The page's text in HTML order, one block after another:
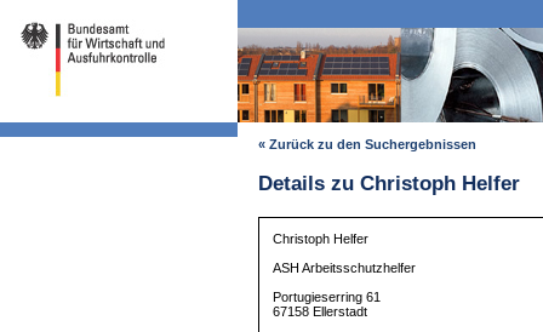
« Zurück zu den Suchergebnissen
Details zu Christoph Helfer
Christoph Helfer
ASH Arbeitsschutzhelfer
Portugieserring 61
67158 Ellerstadt